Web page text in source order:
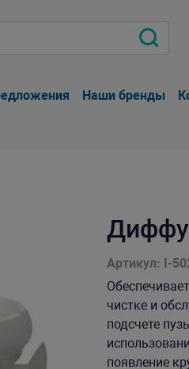
Наши бренды
Артикул: I-
чистке и
подсчете
появление